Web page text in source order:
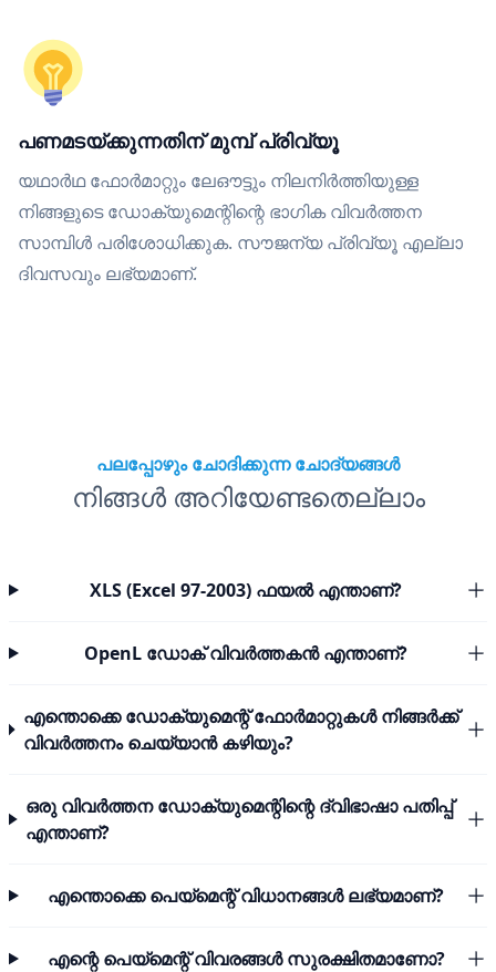
പണമടയ്ക്കുന്നതിന് മുമ്പ് പ്രിവ്യൂ
യഥാർഥ ഫോർമാറ്റും ലേഔട്ടും നിലനിർത്തിയുള്ള
നിങ്ങളുടെ ഡോക്യുമെന്റിന്റെ ഭാഗിക വിവർത്തന
സാമ്പിൾ പരിശോധിക്കുക. സൗജന്യ പ്രിവ്യൂ എല്ലാ
ദിവസവും ലഭ്യമാണ്.
പലപ്പോഴും ചോദിക്കുന്ന ചോദ്യങ്ങൾ
നിങ്ങൾ അറിയേണ്ടതെല്ലാം
XLS (Excel 97-2003) ഫയൽ എന്താണ്?
OpenL ഡോക് വിവർത്തകൻ എന്താണ്?
എന്തൊക്കെ ഡോക്യുമെന്റ് ഫോർമാറ്റുകൾ നിങ്ങർക്ക്
വിവർത്തനം ചെയ്യാൻ കഴിയും?
ഒരു വിവർത്തന ഡോക്യുമെന്റിന്റെ ദ്വിഭാഷാ പതിപ്പ്
എന്താണ്?
എന്തൊക്കെ പെയ്മെന്റ് വിധാനങ്ങൾ ലഭ്യമാണ്?
എന്റെ പെയ്മെന്റ് വിവരങ്ങൾ സുരക്ഷിതമാണോ?